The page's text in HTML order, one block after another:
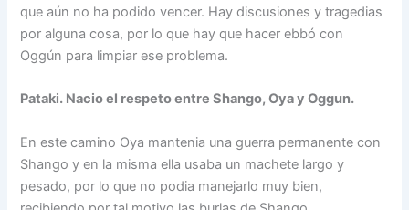
que aún no ha podido vencer. Hay discusiones y tragedias
por alguna cosa, por lo que hay que hacer ebbó con
Oggún para limpiar ese problema.
Pataki. Nacio el respeto entre Shango, Oya y Oggun.
En este camino Oya mantenia una guerra permanente con
Shango y en la misma ella usaba un machete largo y
pesado, por lo que no podia manejarlo muy bien,